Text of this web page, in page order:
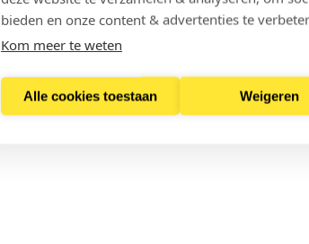
bieden en onze content & advertenties te
Kom meer te weten
Alle cookies toestaan Weigeren